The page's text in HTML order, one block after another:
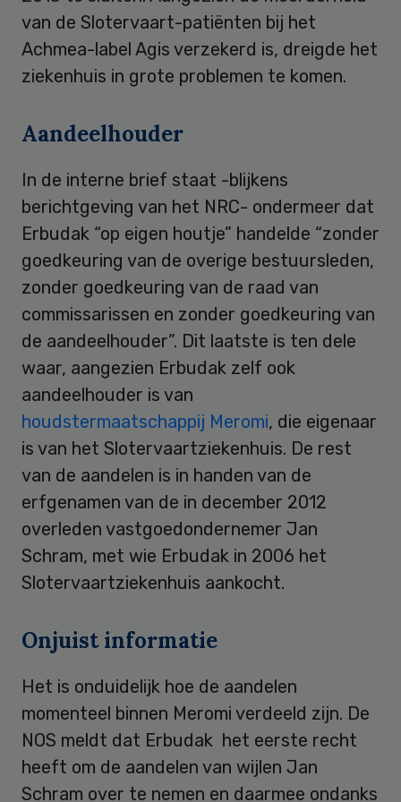
van de Slotervaart-patiënten bij het
Achmea-label Agis verzekerd is, dreigde het
ziekenhuis in grote problemen te komen.
Aandeelhouder
In de interne brief staat -blijkens
berichtgeving van het NRC- ondermeer dat
Erbudak “op eigen houtje” handelde “zonder
goedkeuring van de overige bestuursleden,
zonder goedkeuring van de raad van
commissarissen en zonder goedkeuring van
de aandeelhouder”. Dit laatste is ten dele
waar, aangezien Erbudak zelf ook
aandeelhouder is van
houdstermaatschappij Meromi, die eigenaar
is van het Slotervaartziekenhuis. De rest
van de aandelen is in handen van de
erfgenamen van de in december 2012
overleden vastgoedondernemer Jan
Schram, met wie Erbudak in 2006 het
Slotervaartziekenhuis aankocht.
Onjuist informatie
Het is onduidelijk hoe de aandelen
momenteel binnen Meromi verdeeld zijn. De
NOS meldt dat Erbudak het eerste recht
heeft om de aandelen van wijlen Jan
Schram over te nemen en daarmee ondanks